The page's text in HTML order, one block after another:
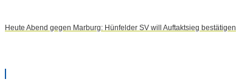
Heute Abend gegen Marburg: Hünfelder SV will Auftaktsieg bestätigen